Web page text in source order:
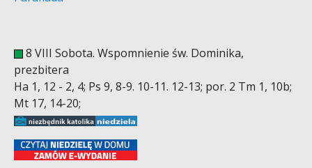
8 VIII Sobota. Wspomnienie św. Dominika,
prezbitera
Ha 1, 12 - 2, 4; Ps 9, 8-9. 10-11. 12-13; por. 2 Tm 1, 10b;
Mt 17, 14-20;